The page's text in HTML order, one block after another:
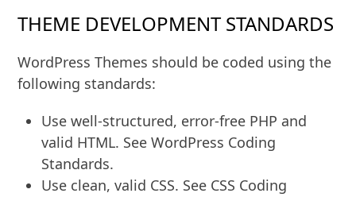
THEME DEVELOPMENT STANDARDS
WordPress Themes should be coded using the
following standards:
Use well-structured, error-free PHP and
valid HTML. See WordPress Coding
Standards.
Use clean, valid CSS. See CSS Coding